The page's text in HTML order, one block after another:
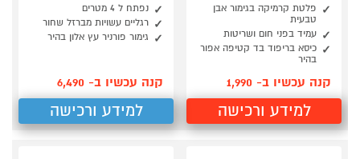
פלטת קרמיקה בגימור אבן
טבעית
עמיד בפני חום ושריטות
כיסא בריפוד בד קטיפה אפור
בהיר
קנה עכשיו ב- 1,990
למידע ורכישה
נפתח ל 4 מטרים
רגליים עשויות מברזל שחור
גימור פורניר עץ אלון בהיר
קנה עכשיו ב- 6,490
למידע ורכישה